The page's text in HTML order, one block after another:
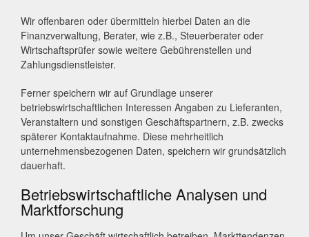
Wir offenbaren oder übermitteln hierbei Daten an die
Finanzverwaltung, Berater, wie z.B., Steuerberater oder
Wirtschaftsprüfer sowie weitere Gebührenstellen und
Zahlungsdienstleister.
Ferner speichern wir auf Grundlage unserer
betriebswirtschaftlichen Interessen Angaben zu Lieferanten,
Veranstaltern und sonstigen Geschäftspartnern, z.B. zwecks
späterer Kontaktaufnahme. Diese mehrheitlich
unternehmensbezogenen Daten, speichern wir grundsätzlich
dauerhaft.
Betriebswirtschaftliche Analysen und
Marktforschung